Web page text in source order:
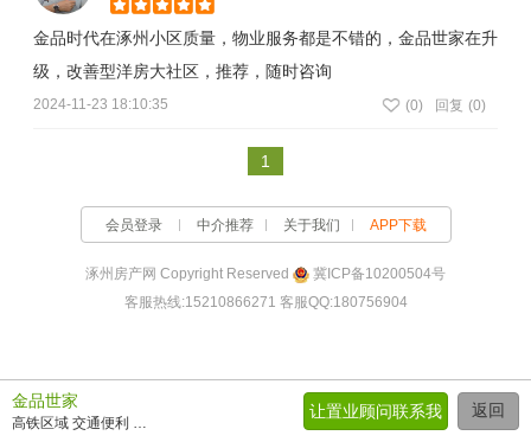
金品时代在涿州小区质量，物业服务都是不错的，金品世家在升
级，改善型洋房大社区，推荐，随时咨询
2024-11-23 18:10:35 回复 (0)
(0)
1
会员登录 中介推荐 关于我们 APP下载
涿州房产网 Copyright Reserved
冀ICP备10200504号
客服热线:15210866271 客服QQ:180756904
金品世家
高铁区域 交通便利 6层洋房社区 环境优美
返回
让置业顾问联系我